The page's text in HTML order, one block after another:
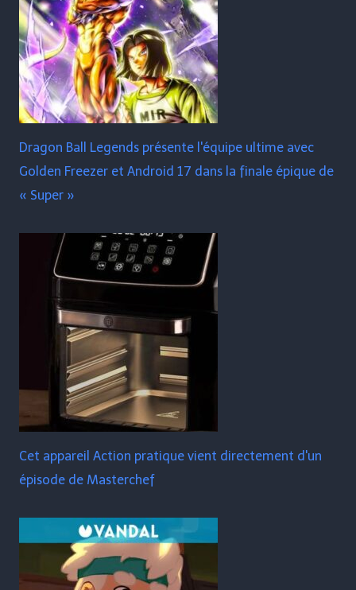
Dragon Ball Legends présente l'équipe ultime avec
Golden Freezer et Android 17 dans la finale épique de
« Super »
Cet appareil Action pratique vient directement d'un
épisode de Masterchef